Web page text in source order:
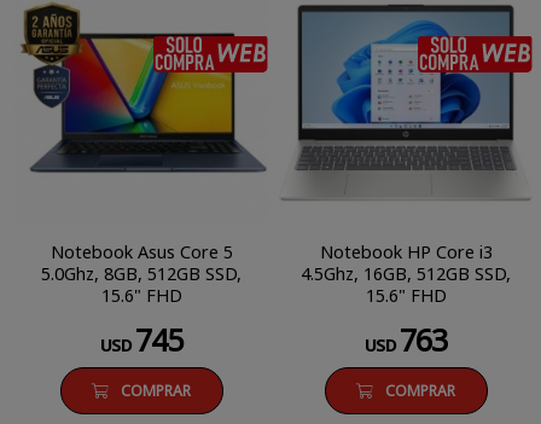
SÓLO COMPRA WEB
Notebook Asus Core 5
5.0Ghz, 8GB, 512GB SSD,
15.6" FHD
USD 745
COMPRAR
Notebook HP Core i3
4.5Ghz, 16GB, 512GB SSD,
15.6" FHD
USD 763
COMPRAR